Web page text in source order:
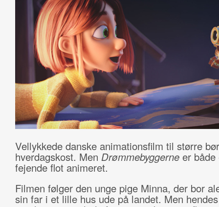
Vellykkede danske animationsfilm til større
hverdagskost. Men Drømmebyggerne er
fejende flot animeret.
Filmen følger den unge pige Minna, der bor
sin far i et lille hus ude på landet. Men